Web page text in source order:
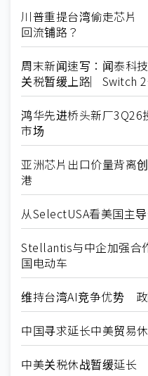
川普重提台湾偷走芯片
回流铺路？
周末新闻速写：闻泰科
关税暂缓上路︳Switch
鸿华先进桥头新厂
市场
亚洲芯片出口价量背离
港
从SelectUSA看美国主
Stellantis与中企加强
国电动车
维持台湾AI竞争优势
中国寻求延长中美贸易
中美关税休战暂缓延长